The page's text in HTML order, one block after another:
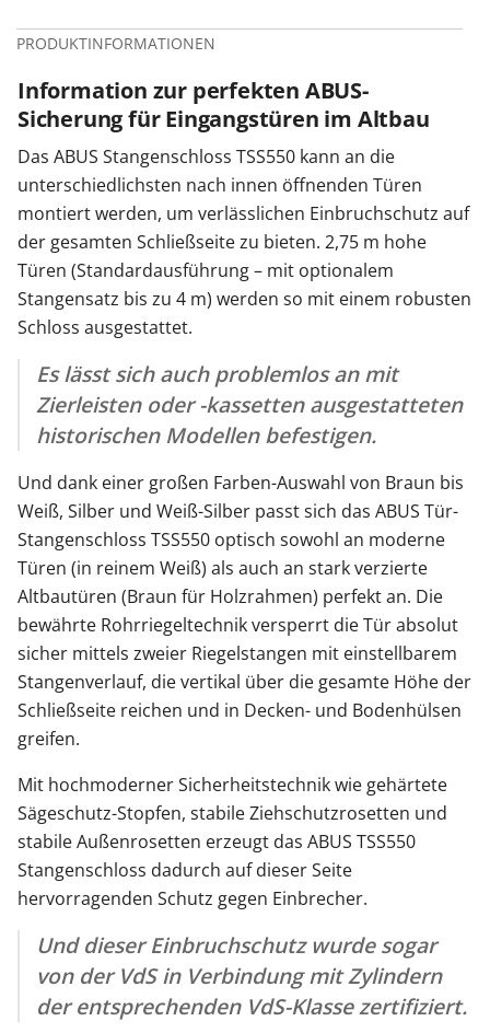
PRODUKTINFORMATIONEN
Information zur perfekten ABUS-
Sicherung für Eingangstüren im Altbau
Das ABUS Stangenschloss TSS550 kann an die
unterschiedlichsten nach innen öffnenden Türen
montiert werden, um verlässlichen Einbruchschutz auf
der gesamten Schließseite zu bieten. 2,75 m hohe
Türen (Standardausführung – mit optionalem
Stangensatz bis zu 4 m) werden so mit einem robusten
Schloss ausgestattet.
Es lässt sich auch problemlos an mit
Zierleisten oder -kassetten ausgestatteten
historischen Modellen befestigen.
Und dank einer großen Farben-Auswahl von Braun bis
Weiß, Silber und Weiß-Silber passt sich das ABUS Tür-
Stangenschloss TSS550 optisch sowohl an moderne
Türen (in reinem Weiß) als auch an stark verzierte
Altbautüren (Braun für Holzrahmen) perfekt an. Die
bewährte Rohrriegeltechnik versperrt die Tür absolut
sicher mittels zweier Riegelstangen mit einstellbarem
Stangenverlauf, die vertikal über die gesamte Höhe der
Schließseite reichen und in Decken- und Bodenhülsen
greifen.
Mit hochmoderner Sicherheitstechnik wie gehärtete
Sägeschutz-Stopfen, stabile Ziehschutzrosetten und
stabile Außenrosetten erzeugt das ABUS TSS550
Stangenschloss dadurch auf dieser Seite
hervorragenden Schutz gegen Einbrecher.
Und dieser Einbruchschutz wurde sogar
von derVdSin Verbindung mit Zylindern
der entsprechenden VdS-Klassezertifiziert.